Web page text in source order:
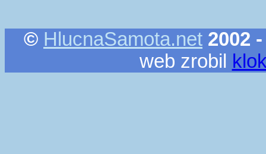
© HlucnaSamota.net 2002
web zrobil